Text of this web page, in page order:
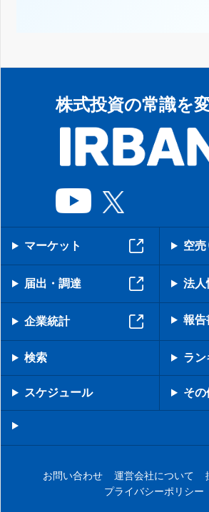
株式投資の常識を
マーケット 空売
届出・調達 法人
企業統計 報告
検索 ラン
スケジュール その
お問い合わせ 運営会社について
プライバシーポリシー